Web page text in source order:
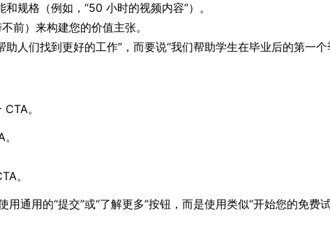
规格（例如，“50 小时的视频内容”）。
前）来构建您的价值主张。
人们找到更好的工作”，而要说“我们帮助学生在毕业后的第一
。
。
通用的“提交”或“了解更多”按钮，而是使用类似“开始您的免费